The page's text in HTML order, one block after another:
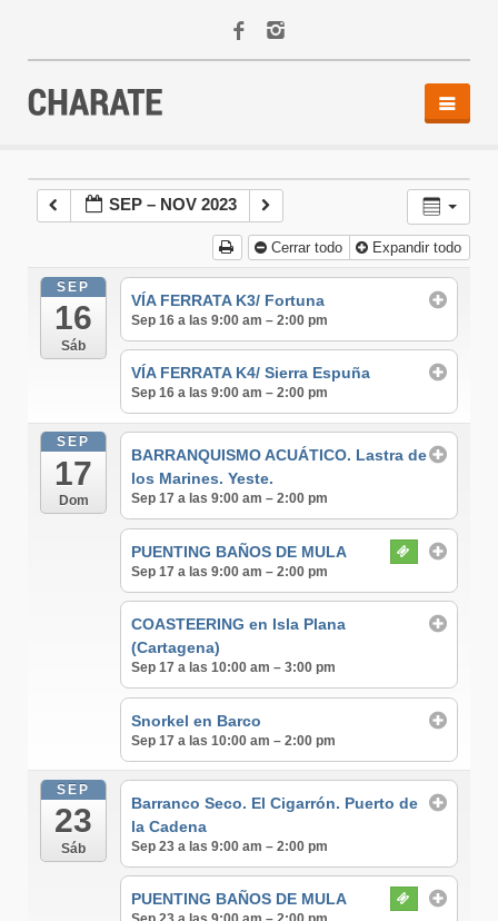
AGENDA
ACTIVIDADES
EQUIPO
CONTACTO
SEP – NOV 2023
Cerrar todo Expandir todo
SEP
16
Sáb
VÍA FERRATA K3/ Fortuna
Sep 16 a las 9:00 am – 2:00 pm
VÍA FERRATA K4/ Sierra Espuña
Sep 16 a las 9:00 am – 2:00 pm
SEP
17
Dom
BARRANQUISMO ACUÁTICO. Lastra de
los Marines. Yeste.
Sep 17 a las 9:00 am – 2:00 pm
PUENTING BAÑOS DE MULA
Sep 17 a las 9:00 am – 2:00 pm
COASTEERING en Isla Plana
(Cartagena)
Sep 17 a las 10:00 am – 3:00 pm
Snorkel en Barco
Sep 17 a las 10:00 am – 2:00 pm
SEP
23
Sáb
Barranco Seco. El Cigarrón. Puerto de
la Cadena
Sep 23 a las 9:00 am – 2:00 pm
PUENTING BAÑOS DE MULA